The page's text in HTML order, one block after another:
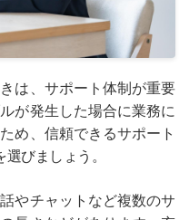
は、サポート体制が重要
が発生した場合に業務に
め、信頼できるサポート
びましょう。
やチャットなど複数のサ